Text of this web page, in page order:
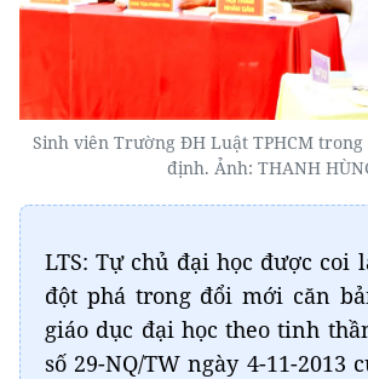
Sinh viên Trường ĐH Luật TPHCM
định. Ảnh: THANH
LTS: Tự chủ đại học được coi
đột phá trong đổi mới căn
giáo dục đại học theo tinh
số 29-NQ/TW ngày 4-11-2013